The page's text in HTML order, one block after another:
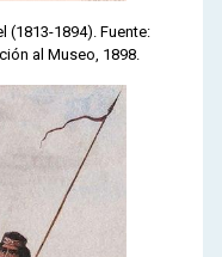
(1813-1894). Fuente:
al Museo, 1898.